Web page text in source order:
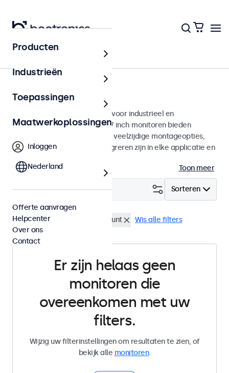
Monitoren
17 inch monitoren
17 inch monitoren ontworpen voor industrieel en
commercieel gebruik. Deze 17 inch monitoren bieden
diverse videoaansluitingen en veelzijdige montageopties,
waarmee ze naadloos te integreren zijn in elke applicatie en
Toon meer
Sorteren
Filter (0)
17 inch monitoren Panel mount Wis alle filters
Er zijn helaas geen
monitoren die
overeenkomen met uw
filters.
Wijzig uw filterinstellingen om resultaten te zien, of
bekijk alle monitoren.
Producten
Industrieën
Toepassingen
Maatwerkoplossingen
Inloggen
Nederland
Offerte aanvragen
Helpcenter
Over ons
Contact